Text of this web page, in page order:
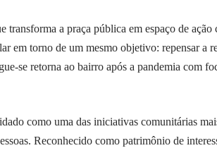
a praça pública em espaço de ação
em torno de um mesmo objetivo: repensar a
se retorna ao bairro após a pandemia com
como uma das iniciativas comunitárias
Reconhecido como patrimônio de